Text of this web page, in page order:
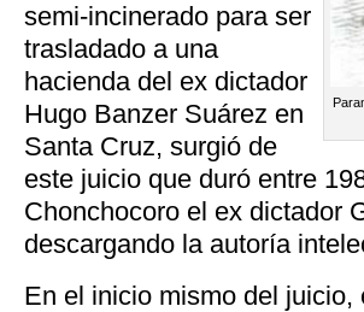
semi-incinerado para ser
trasladado a una
hacienda del ex dictador
Hugo Banzer Suárez en
Santa Cruz, surgió de
este juicio que duró entre
Chonchocoro el ex dictador
descargando la autoría
En el inicio mismo del